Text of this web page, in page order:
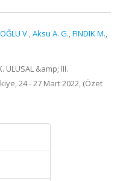
V.,Aksu A. G.,FINDIK M.,
ULUSAL &amp; III.
24 - 27 Mart 2022, (Özet